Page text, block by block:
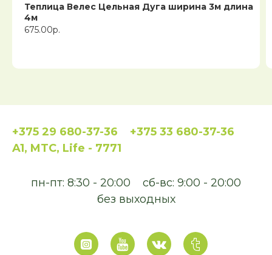
Теплица Велес Цельная Дуга ширина 3м длина
4м
675.00р.
+375 29 680-37-36
+375 33 680-37-36
A1, MTC, Life - 7771
пн-пт: 8:30 - 20:00
сб-вс: 9:00 - 20:00
без выходных